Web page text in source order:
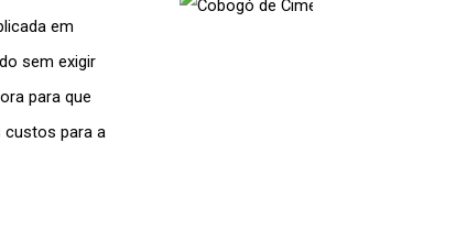
em
sem exigir
para que
custos para a